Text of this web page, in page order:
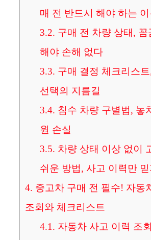
매 전 반드시 해야 하는 이
3.2. 구매 전 차량 상태, 꼼
해야 손해 없다
3.3. 구매 결정 체크리스
선택의 지름길
3.4. 침수 차량 구별법, 놓
원 손실
3.5. 차량 상태 이상 없이
쉬운 방법, 사고 이력만 믿
4. 중고차 구매 전 필수! 자동
조회와 체크리스트
4.1. 자동차 사고 이력 조